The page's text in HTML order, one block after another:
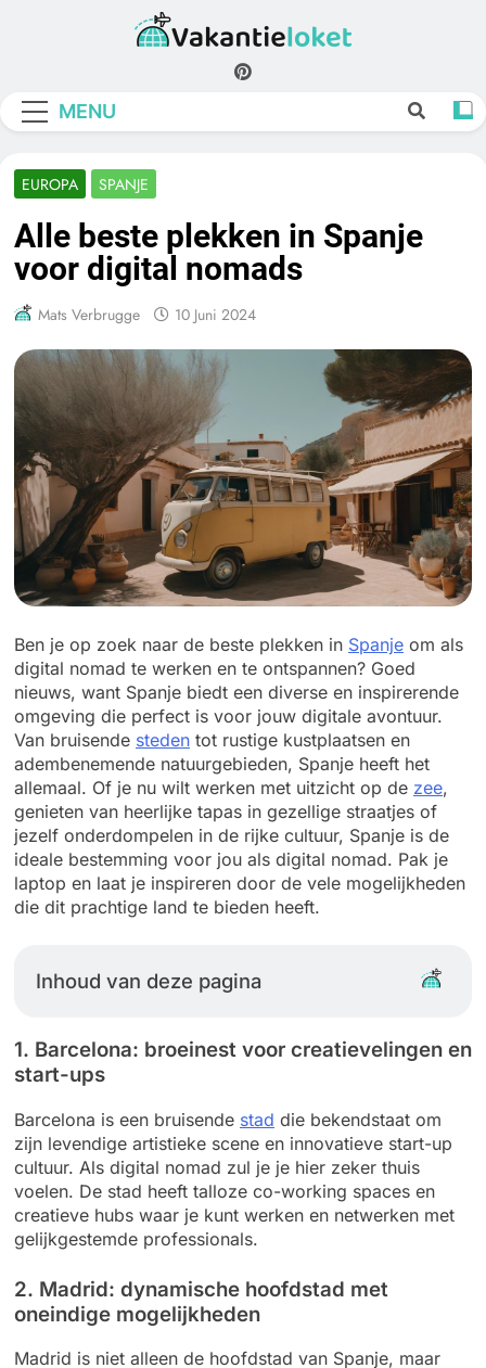
Vakantieloket
MENU
EUROPA SPANJE
Alle beste plekken in Spanje
voor digital nomads
Mats Verbrugge 10 Juni 2024
Ben je op zoek naar de beste plekken in Spanje om als
digital nomad te werken en te ontspannen? Goed
nieuws, want Spanje biedt een diverse en inspirerende
omgeving die perfect is voor jouw digitale avontuur.
Van bruisende steden tot rustige kustplaatsen en
adembenemende natuurgebieden, Spanje heeft het
allemaal. Of je nu wilt werken met uitzicht op de zee,
genieten van heerlijke tapas in gezellige straatjes of
jezelf onderdompelen in de rijke cultuur, Spanje is de
ideale bestemming voor jou als digital nomad. Pak je
laptop en laat je inspireren door de vele mogelijkheden
die dit prachtige land te bieden heeft.
Inhoud van deze pagina
1. Barcelona: broeinest voor creatievelingen en
start-ups
Barcelona is een bruisende stad die bekendstaat om
zijn levendige artistieke scene en innovatieve start-up
cultuur. Als digital nomad zul je je hier zeker thuis
voelen. De stad heeft talloze co-working spaces en
creatieve hubs waar je kunt werken en netwerken met
gelijkgestemde professionals.
2. Madrid: dynamische hoofdstad met
oneindige mogelijkheden
Madrid is niet alleen de hoofdstad van Spanje, maar